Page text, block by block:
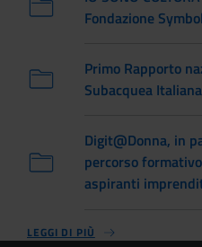
Fondazione
Primo Rapporto
Subacquea Italiana
Digit@Donna, in
percorso
aspiranti
LEGGI DI PIÙ